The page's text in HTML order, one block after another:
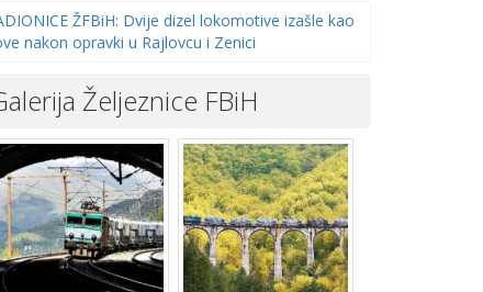
ŽFBiH: Dvije dizel lokomotive izašle kao
nakon opravki u Rajlovcu i Zenici
Željeznice FBiH